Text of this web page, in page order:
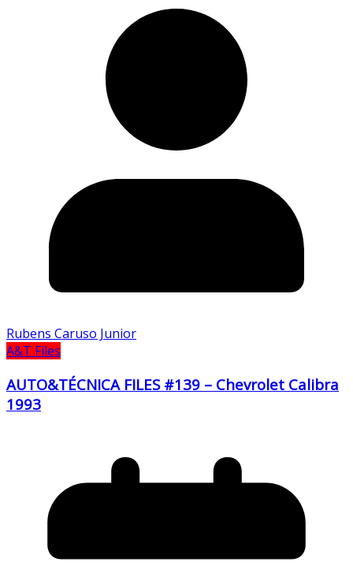
Rubens Caruso Junior
A&T Files
AUTO&TÉCNICA FILES #139 – Chevrolet Calibra
1993